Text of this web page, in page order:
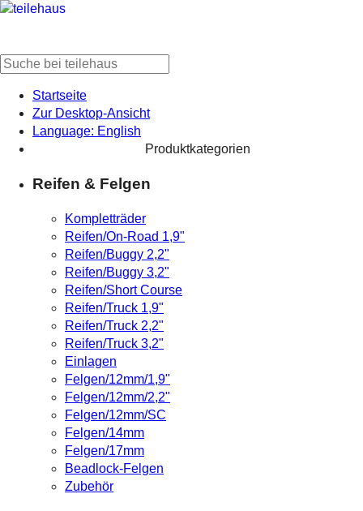
Startseite
Zur Desktop-Ansicht
Language: English
Produktkategorien
Reifen & Felgen
Kompletträder
Reifen/On-Road 1,9"
Reifen/Buggy 2,2"
Reifen/Buggy 3,2"
Reifen/Short Course
Reifen/Truck 1,9"
Reifen/Truck 2,2"
Reifen/Truck 3,2"
Einlagen
Felgen/12mm/1,9"
Felgen/12mm/2,2"
Felgen/12mm/SC
Felgen/14mm
Felgen/17mm
Beadlock-Felgen
Zubehör